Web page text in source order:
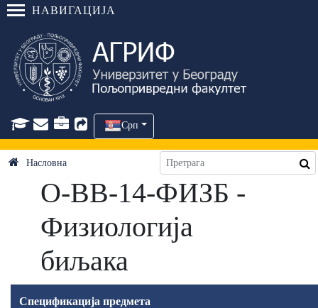
НАВИГАЦИЈА
Срп
Насловна
О-ВВ-14-ФИЗБ -
Физиологија
биљака
Спецификација предмета